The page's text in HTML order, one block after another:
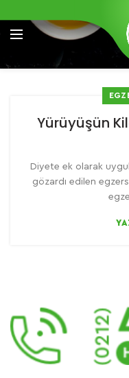
Yürüyüşün
Diyete ek olarak
gözardı edilen